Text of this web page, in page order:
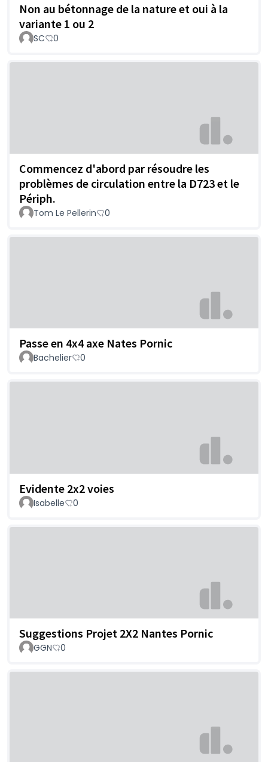
Non au bétonnage de la nature et oui à la
variante 1 ou 2
SC 0
Commencez d'abord par résoudre les
problèmes de circulation entre la D723 et le
Périph.
Tom Le Pellerin 0
Passe en 4x4 axe Nates Pornic
Bachelier 0
Evidente 2x2 voies
Isabelle 0
Suggestions Projet 2X2 Nantes Pornic
GGN 0